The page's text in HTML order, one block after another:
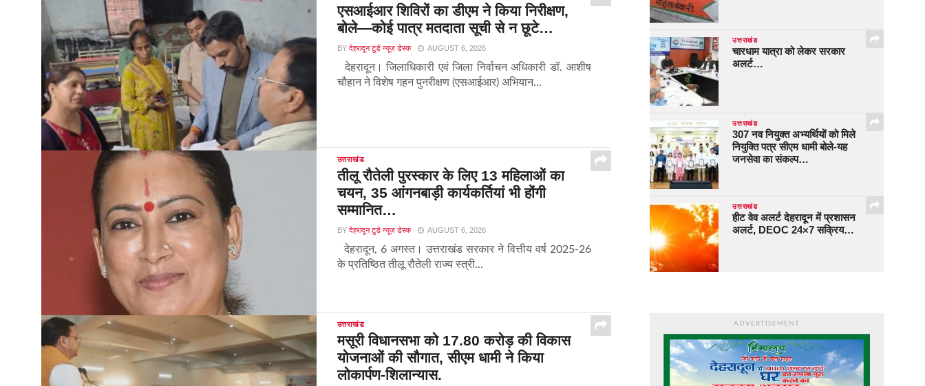
एसआईआर शिविरों का डीएम ने किया निरीक्षण,
बोले—कोई पात्र मतदाता सूची से न छूटे…
BY देहरादून टुडे न्यूज़ डेस्क AUGUST 6, 2026
देहरादून। जिलाधिकारी एवं जिला निर्वाचन अधिकारी डॉ. आशीष
चौहान ने विशेष गहन पुनरीक्षण (एसआईआर) अभियान...
उत्तराखंड
तीलू रौतेली पुरस्कार के लिए 13 महिलाओं का
चयन, 35 आंगनबाड़ी कार्यकर्तियां भी होंगी
सम्मानित…
BY देहरादून टुडे न्यूज़ डेस्क AUGUST 6, 2026
देहरादून, 6 अगस्त। उत्तराखंड सरकार ने वित्तीय वर्ष 2025-26
के प्रतिष्ठित तीलू रौतेली राज्य स्त्री...
उत्तराखंड
मसूरी विधानसभा को 17.80 करोड़ की विकास
योजनाओं की सौगात, सीएम धामी ने किया
लोकार्पण-शिलान्यास.
उत्तराखंड
चारधाम यात्रा को लेकर सरकार
अलर्ट…
उत्तराखंड
307 नव नियुक्त अभ्यर्थियों को मिले
नियुक्ति पत्र सीएम धामी बोले-यह
जनसेवा का संकल्प…
उत्तराखंड
हीट वेव अलर्ट देहरादून में प्रशासन
अलर्ट, DEOC 24×7 सक्रिय…
ADVERTISEMENT